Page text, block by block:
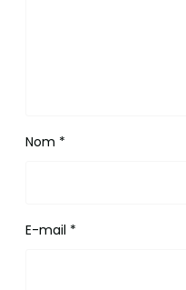
Nom *
E-mail *